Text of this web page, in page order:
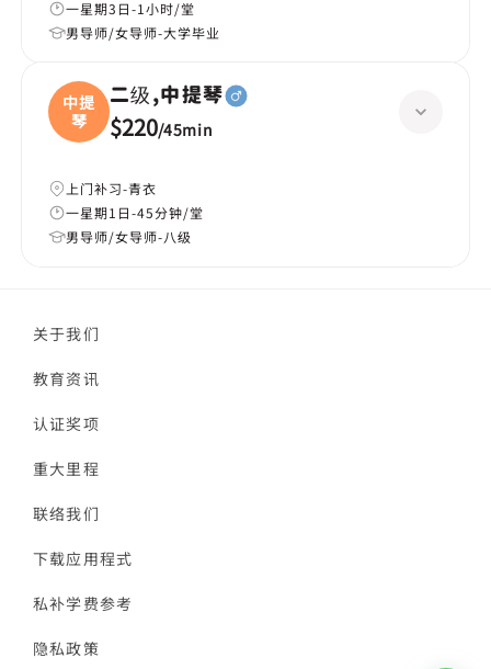
一星期3日-1小时/堂
男导师/女导师-大学毕业
中提
琴
二级,中提琴
$220/45min
上门补习-青衣
一星期1日-45分钟/堂
男导师/女导师-八级
关于我们
教育资讯
认证奖项
重大里程
联络我们
下载应用程式
私补学费参考
隐私政策